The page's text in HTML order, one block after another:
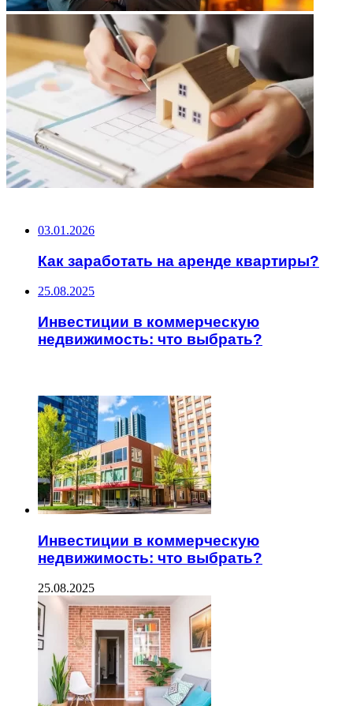
03.01.2026
Как заработать на аренде квартиры?
25.08.2025
Инвестиции в коммерческую
недвижимость: что выбрать?
Инвестиции в коммерческую
недвижимость: что выбрать?
25.08.2025